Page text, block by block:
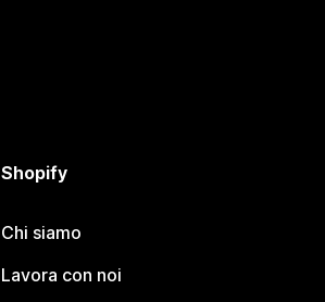
Shopify
Chi siamo
Lavora con noi